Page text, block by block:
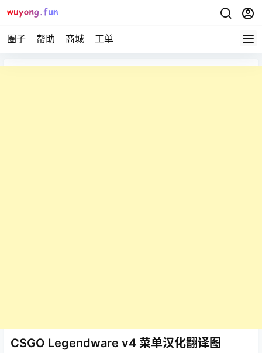
圈子 帮助 商城 工单
CSGO Legendware v4 菜单汉化翻译图